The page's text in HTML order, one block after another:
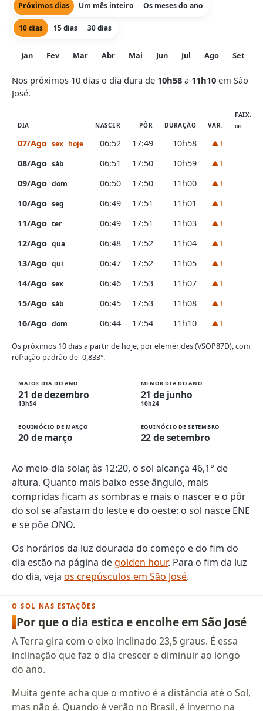
Próximos dias Um mês inteiro Os meses do ano
10 dias 15 dias 30 dias
Jan Fev Mar Abr Mai Jun Jul Ago Set
Nos próximos 10 dias o dia dura de 10h58 a 11h10 em São
José.
DIA NASCER PÔR DURAÇÃO VAR.
FAIXA
0H
07/Ago sex hoje 06:52 17:49 10h58 ▲1
08/Ago sáb 06:51 17:50 10h59 ▲1
09/Ago dom 06:50 17:50 11h00 ▲1
10/Ago seg 06:49 17:51 11h01 ▲1
11/Ago ter 06:49 17:51 11h03 ▲1
12/Ago qua 06:48 17:52 11h04 ▲1
13/Ago qui 06:47 17:52 11h05 ▲1
14/Ago sex 06:46 17:53 11h07 ▲1
15/Ago sáb 06:45 17:53 11h08 ▲1
16/Ago dom 06:44 17:54 11h10 ▲1
Os próximos 10 dias a partir de hoje, por efemérides (VSOP87D), com
refração padrão de -0,833°.
MAIOR DIA DO ANO
21 de dezembro
13h54
MENOR DIA DO ANO
21 de junho
10h24
EQUINÓCIO DE MARÇO
20 de março
EQUINÓCIO DE SETEMBRO
22 de setembro
Ao meio-dia solar, às 12:20, o sol alcança 46,1° de
altura. Quanto mais baixo esse ângulo, mais
compridas ficam as sombras e mais o nascer e o pôr
do sol se afastam do leste e do oeste: o sol nasce ENE
e se põe ONO.
Os horários da luz dourada do começo e do fim do
dia estão na página degolden hour. Para o fim da luz
do dia, vejaos crepúsculos em São José.
O SOL NAS ESTAÇÕES
Por que o dia estica e encolhe em São José
A Terra gira com o eixo inclinado 23,5 graus. É essa
inclinação que faz o dia crescer e diminuir ao longo
do ano.
Muita gente acha que o motivo é a distância até o Sol,
mas não é. Quando é verão no Brasil, é inverno na